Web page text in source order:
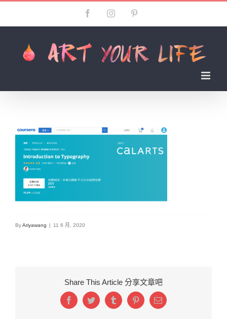
FacebookInstagram
ByAriyawang | 11 6 月, 2020
Share This Article 分享文章吧
FacebookTwitterTumblrPinterestEmail: